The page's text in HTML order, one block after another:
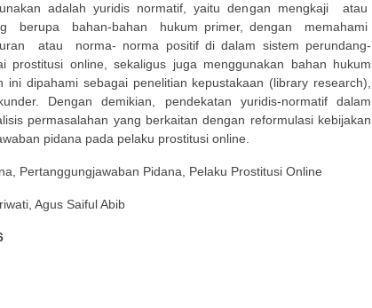
adalah yuridis normatif, yaitu dengan mengkaji
atau
berupa bahan-bahan hukum primer, dengan
memahami
atau
norma- norma positif di dalam sistem perundang-
prostitusi online, sekaligus juga menggunakan bahan hukum
dipahami sebagai penelitian kepustakaan (library research),
Dengan demikian, pendekatan yuridis-normatif dalam
permasalahan yang berkaitan dengan reformulasi kebijakan
pidana pada pelaku prostitusi online.
Pertanggungjawaban Pidana, Pelaku Prostitusi Online
Agus Saiful Abib